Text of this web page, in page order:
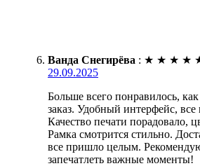
Ванда Снегирёва : ★ ★ ★ ★
29.09.2025
Больше всего понравилось, как
заказ. Удобный интерфейс, все
Качество печати порадовало,
Рамка смотрится стильно.
все пришло целым.
запечатлеть важные моменты!